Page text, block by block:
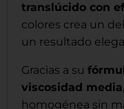
translúcido con
colores crea un
un resultado
Gracias a su
viscosidad media
homogénea sin